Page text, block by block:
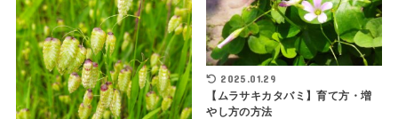
2025.01.29
【ムラサキカタバミ】育て方・増
やし方の方法